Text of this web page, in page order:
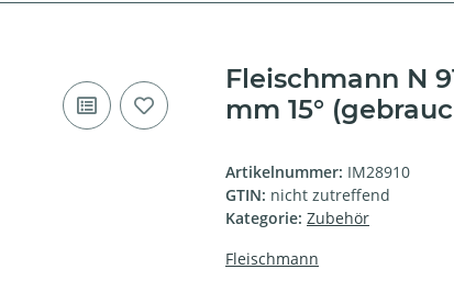
Fleischmann N
mm 15°
Artikelnummer: IM28910
GTIN: nicht zutreffend
Kategorie: Zubehör
Fleischmann